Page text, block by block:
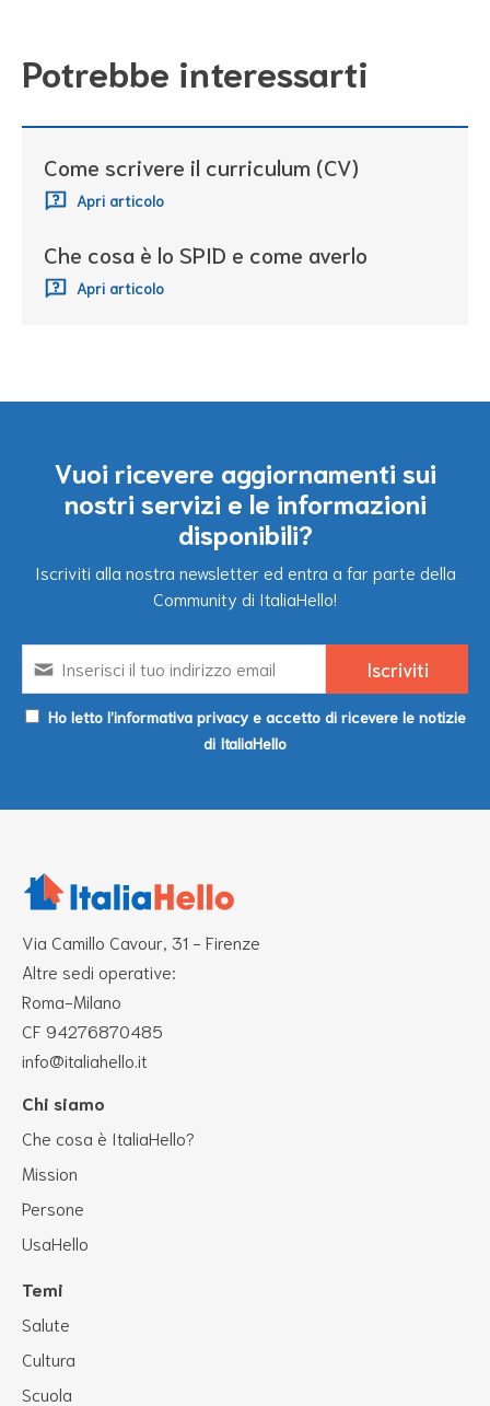
Potrebbe interessarti
Come scrivere il curriculum (CV)
Apri articolo
Che cosa è lo SPID e come averlo
Apri articolo
Vuoi ricevere aggiornamenti sui
nostri servizi e le informazioni
disponibili?
Iscriviti alla nostra newsletter ed entra a far parte della
Community di ItaliaHello!
Ho letto l’informativa privacy e accetto di ricevere le notizie
di ItaliaHello
Via Camillo Cavour, 31 - Firenze
Altre sedi operative:
Roma-Milano
CF 94276870485
info@italiahello.it
Chi siamo
Che cosa è ItaliaHello?
Mission
Persone
UsaHello
Temi
Salute
Cultura
Scuola